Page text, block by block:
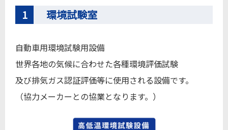
1 環境試験室
自動車用環境試験用設備
世界各地の気候に合わせた各種環境評価試験
及び排気ガス認証評価等に使用される設備です。
（協力メーカーとの協業となります。）